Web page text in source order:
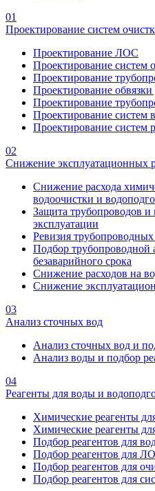
01
Проектирование систем
Проектирование ЛОС
Проектирование систем
Проектирование
Проектирование
Проектирование
Проектирование систем
Проектирование систем
02
Снижение эксплуатационных
Снижение расхода
водоочистки и
Защита трубопроводов и
эксплуатации
Ревизия
Подбор трубопроводной
безаварийного срока
Снижение расходов на
Снижение
03
Анализ сточных вод
Анализ сточных вод и
Анализ воды и подбор
04
Реагенты для воды и
Химические реагенты
Химические реагенты
Подбор реагентов для
Подбор реагентов для
Подбор реагентов для
Подбор реагентов для